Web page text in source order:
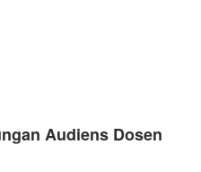
Audiens Dosen